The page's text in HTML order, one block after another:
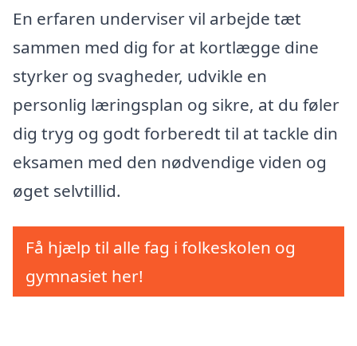
En erfaren underviser vil arbejde tæt
sammen med dig for at kortlægge dine
styrker og svagheder, udvikle en
personlig læringsplan og sikre, at du føler
dig tryg og godt forberedt til at tackle din
eksamen med den nødvendige viden og
øget selvtillid.
Få hjælp til alle fag i folkeskolen og
gymnasiet her!